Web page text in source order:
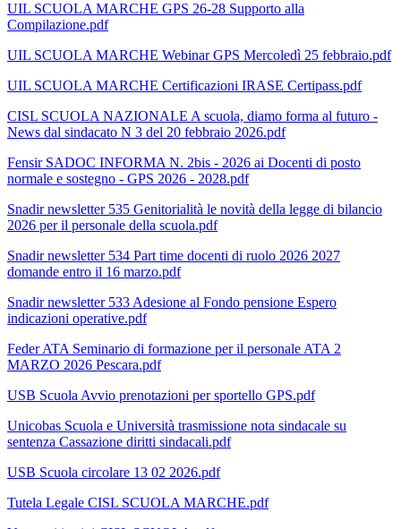
UIL SCUOLA MARCHE GPS 26-28 Supporto alla
Compilazione.pdf
UIL SCUOLA MARCHE Webinar GPS Mercoledì 25 febbraio.pdf
UIL SCUOLA MARCHE Certificazioni IRASE Certipass.pdf
CISL SCUOLA NAZIONALE A scuola, diamo forma al futuro -
News dal sindacato N 3 del 20 febbraio 2026.pdf
Fensir SADOC INFORMA N. 2bis - 2026 ai Docenti di posto
normale e sostegno - GPS 2026 - 2028.pdf
Snadir newsletter 535 Genitorialità le novità della legge di bilancio
2026 per il personale della scuola.pdf
Snadir newsletter 534 Part time docenti di ruolo 2026 2027
domande entro il 16 marzo.pdf
Snadir newsletter 533 Adesione al Fondo pensione Espero
indicazioni operative.pdf
Feder ATA Seminario di formazione per il personale ATA 2
MARZO 2026 Pescara.pdf
USB Scuola Avvio prenotazioni per sportello GPS.pdf
Unicobas Scuola e Università trasmissione nota sindacale su
sentenza Cassazione diritti sindacali.pdf
USB Scuola circolare 13 02 2026.pdf
Tutela Legale CISL SCUOLA MARCHE.pdf